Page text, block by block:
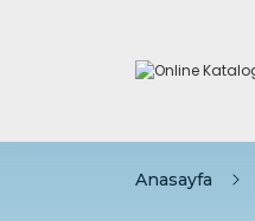
Anasayfa